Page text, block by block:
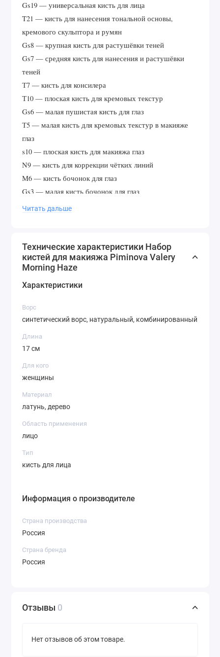
Gs19 — универсальная кисть для лица
T21 — кисть для нанесения тональной основы,
кремового скульптора и румян
Gs8 — крупная кисть для растушёвки теней
Gs7 — средняя кисть для нанесения и растушёвки
теней
Т7 — кисть для консилера
Т10 — плоская кисть для кремовых текстур
Gs6 — малая пушистая кисть для глаз
Т5 — малая кисть для кремовых текстур в макияже
глаз
s10 — плоская кисть для макияжа глаз
N9 — кисть для коррекции чётких линий
M6 — кисть бочонок для глаз
Gs3 — малая кисть бочонок для глаз
Gs5 — кисть для мелких деталей в макияже глаз
Читать дальше
Технические характеристики Набор
кистей для макияжа Piminova Valery
Morning Haze
Характеристики
Ворс
синтетический ворс, натуральный, комбинированный
Длина
17 см
Для кого
женщины
Материал
латунь, дерево
Область применения
лицо
Тип
кисть для лица
Информация о производителе
Страна производства
Россия
Страна бренда
Россия
Отзывы 0
Нет отзывов об этом товаре.